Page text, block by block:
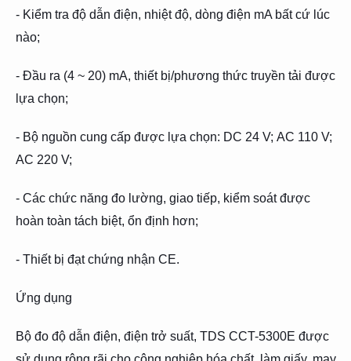
- Kiểm tra độ dẫn điện, nhiệt độ, dòng điện mA bất cứ lúc
nào;
- Đầu ra (4 ~ 20) mA, thiết bị/phương thức truyền tải được
lựa chọn;
- Bộ nguồn cung cấp được lựa chọn: DC 24 V; AC 110 V;
AC 220 V;
- Các chức năng đo lường, giao tiếp, kiểm soát được
hoàn toàn tách biệt, ổn định hơn;
- Thiết bị đạt chứng nhận CE.
Ứng dụng
Bộ đo độ dẫn điện, điện trở suất, TDS CCT-5300E được